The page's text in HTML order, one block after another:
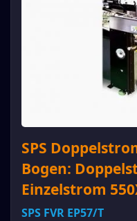
SPS
Bogen:
Einzelstrom
SPS FVR EP57/t